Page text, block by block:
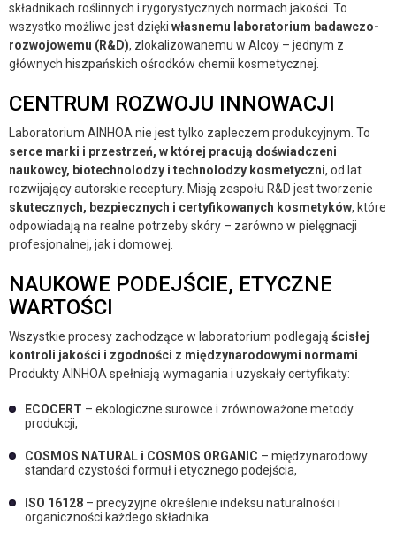
składnikach roślinnych i rygorystycznych normach jakości. To
wszystko możliwe jest dzięki własnemu laboratorium badawczo-
rozwojowemu (R&D), zlokalizowanemu w Alcoy – jednym z
głównych hiszpańskich ośrodków chemii kosmetycznej.
CENTRUM ROZWOJU INNOWACJI
Laboratorium AINHOA nie jest tylko zapleczem produkcyjnym. To
serce marki i przestrzeń, w której pracują doświadczeni
naukowcy, biotechnolodzy i technolodzy kosmetyczni, od lat
rozwijający autorskie receptury. Misją zespołu R&D jest tworzenie
skutecznych, bezpiecznych i certyfikowanych kosmetyków, które
odpowiadają na realne potrzeby skóry – zarówno w pielęgnacji
profesjonalnej, jak i domowej.
NAUKOWE PODEJŚCIE, ETYCZNE
WARTOŚCI
Wszystkie procesy zachodzące w laboratorium podlegają ścisłej
kontroli jakości i zgodności z międzynarodowymi normami
Produkty AINHOA spełniają wymagania i uzyskały certyfikaty:
ECOCERT – ekologiczne surowce i zrównoważone metody
produkcji,
COSMOS NATURAL i COSMOS ORGANIC – międzynarodowy
standard czystości formuł i etycznego podejścia,
ISO 16128 – precyzyjne określenie indeksu naturalności i
organiczności każdego składnika.